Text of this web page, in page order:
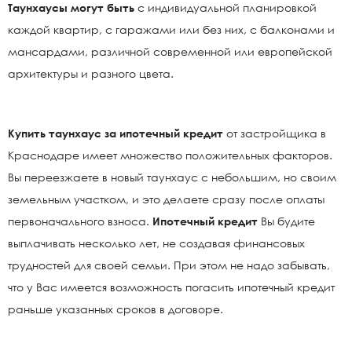
Таунхаусы могут быть с индивидуальной планировкой
каждой квартир, с гаражами или без них, с балконами и
мансардами, различной современной или европейской
архитектуры и разного цвета.
Купить таунхаус за ипотечный кредит от застройщика в
Краснодаре имеет множество положительных факторов.
Вы переезжаете в новый таунхаус с небольшим, но своим
земельным участком, и это делаете сразу после оплаты
первоначального взноса. Ипотечный кредит Вы будите
выплачивать несколько лет, не создавая финансовых
трудностей для своей семьи. При этом не надо забывать,
что у Вас имеется возможность погасить ипотечный кредит
раньше указанных сроков в договоре.